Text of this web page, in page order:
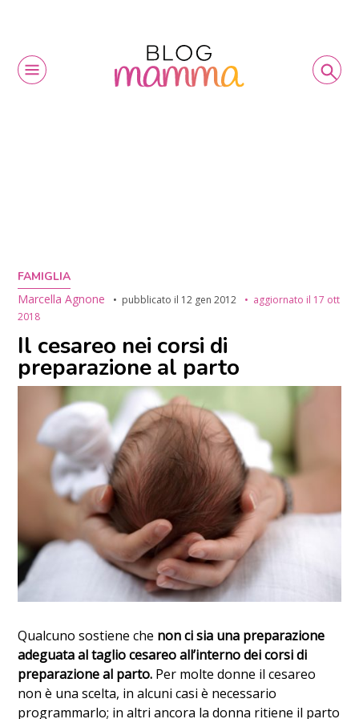
FAMIGLIA
Marcella Agnone
pubblicato il 12 gen 2012 aggiornato il 17 ott
2018
Il cesareo nei corsi di
preparazione al parto
Qualcuno sostiene che non ci sia una preparazione
adeguata al taglio cesareo all’interno dei corsi di
preparazione al parto. Per molte donne il cesareo
non è una scelta, in alcuni casi è necessario
programmarlo; in altri ancora la donna ritiene il parto